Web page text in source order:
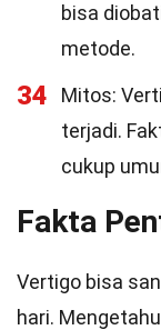
bisa
metode.
34
Mitos:
terjadi.
cukup
Fakta
Vertigo bisa
hari.